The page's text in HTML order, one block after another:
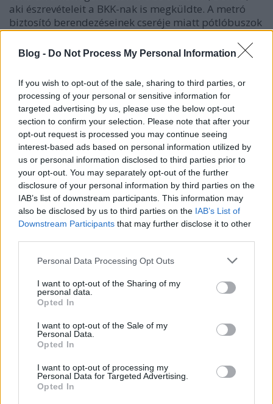
Blog - Do Not Process My Personal Information
If you wish to opt-out of the sale, sharing to third parties, or
processing of your personal or sensitive information for
targeted advertising by us, please use the below opt-out
section to confirm your selection. Please note that after your
opt-out request is processed you may continue seeing
interest-based ads based on personal information utilized by
us or personal information disclosed to third parties prior to
your opt-out. You may separately opt-out of the further
disclosure of your personal information by third parties on the
IAB’s list of downstream participants. This information may
also be disclosed by us to third parties on the IAB’s List of
Downstream Participants that may further disclose it to other
Please note that this website/app uses one or more Google
not limited to your visit or usage behaviour. You may click to
grant or deny consent to Google and its third-party tags to
use your data for below specified purposes in below Google
consent section.
Personal Data Processing Opt Outs
I want to opt-out of the Sharing of my
personal data.
Opted In
I want to opt-out of the Sale of my
Personal Data.
Opted In
I want to opt-out of processing my
Personal Data for Targeted Advertising.
Opted In
aki észrevételeit a BKK-nak is megküldte. A metró
biztosító berendezéseinek cseréje miatt pótlóbuszok
közlekedtek, ráadásul - több más, lezárással járó
beruházás mellett -…
Csaknem egymilliárdért újította fel
trolijait a BKV
Király Dávid• 2013. január 15.
Január elseje óta új trolibuszmenetrendet vezetett be
a BKK – vagy legalábbis tervezte azt. Mint kiderült,
az új menetrendhez egyelőre nincs elegendő jármű.
A BKK kivonta a napi forgalomból a régi ZIU típusú
szovjet trolikat, helyettük használtan vásárolt MAN
trolik, valamint…
Kilométeres dugóban araszolnak a
villamospótlók az Üllői úton
BKV figyelő.hu•2012. június 28.
Mint arról tegnap már beszámoltunk, a Budapesti
Közlekedési Központ ma vágányfelújításba kezdett
az 50-es villamos vonalán. Bár a BKK a felújítást jó
előre beharangozta és minden csatornánk
meghirdette, ma a BKV-figyelő szerkesztői és olvasói
hatalmas fejetlenséget…